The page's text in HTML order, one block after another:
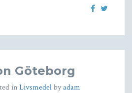
Göteborg
inLivsmedelbyadam